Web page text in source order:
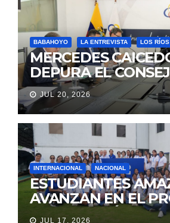
BABAHOYO LA ENTREVISTA LOS RÍOS
MERCEDES
DEPURA EL
JUDICATURA
JUL 20, 2026
INTERNACIONAL NACIONAL
ESTUDIANTES
AVANZAN EN EL
DE SELECCIÓN
JUL 17, 2026